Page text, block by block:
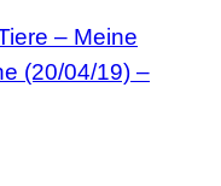
– Meine
(20/04/19) –